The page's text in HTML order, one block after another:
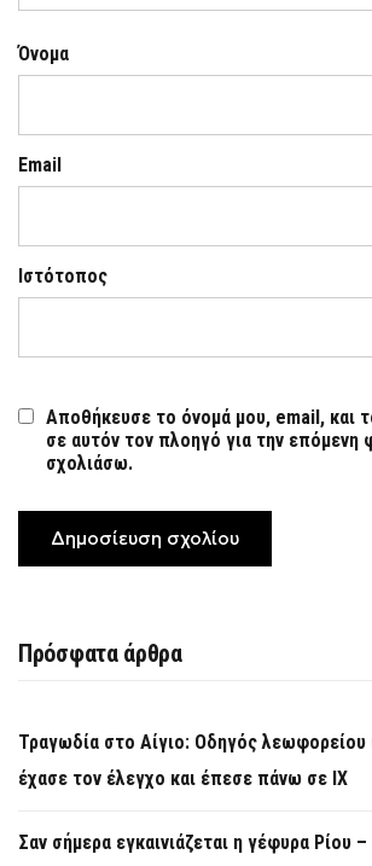
Όνομα
Email
Ιστότοπος
Αποθήκευσε το όνομά μου, email, και
σε αυτόν τον πλοηγό για την επόμενη
σχολιάσω.
Πρόσφατα άρθρα
Τραγωδία στο Αίγιο: Οδηγός
έχασε τον έλεγχο και έπεσε πάνω σε ΙΧ
Σαν σήμερα εγκαινιάζεται η γέφυρα Ρίου –